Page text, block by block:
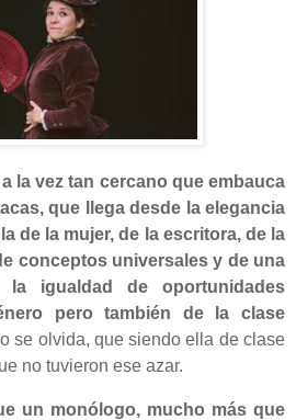
la vez tan cercano que embauca
que llega desde la elegancia
de la mujer, de la escritora, de la
conceptos universales y de una
igualdad de oportunidades
pero también de la clase
se olvida, que siendo ella de clase
no tuvieron ese azar.
un monólogo, mucho más que